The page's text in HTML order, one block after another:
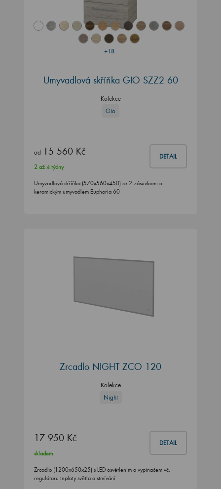
+18
Umyvadlová skříňka GIO SZZ2 60
Kolekce
Gio
od 15 560 Kč DETAIL
2 až 4 týdny
Umyvadlová skříňka (570x560x450) se 2 zásuvkami a
keramickým umyvadlem Euphoria 60
Zrcadlo NIGHT ZCO 120
Kolekce
Night
17 950 Kč DETAIL
skladem
Zrcadlo (1200x650x25) s LED osvětlením a vypínačem vč.
regulátoru teploty světla a stmívání